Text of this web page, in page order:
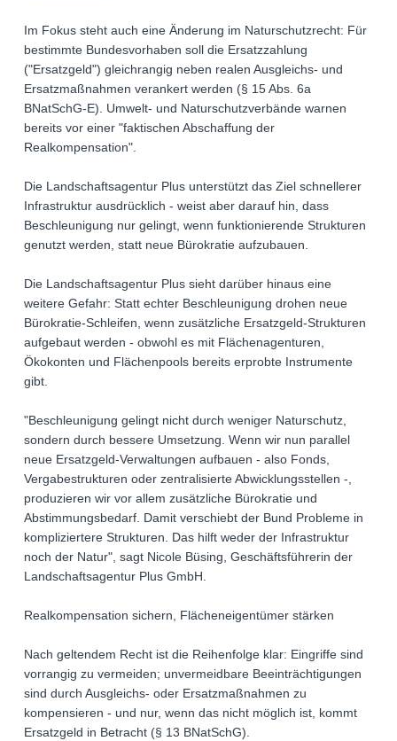
Im Fokus steht auch eine Änderung im Naturschutzrecht: Für
bestimmte Bundesvorhaben soll die Ersatzzahlung
("Ersatzgeld") gleichrangig neben realen Ausgleichs- und
Ersatzmaßnahmen verankert werden (§ 15 Abs. 6a
BNatSchG-E). Umwelt- und Naturschutzverbände warnen
bereits vor einer "faktischen Abschaffung der
Realkompensation".
Die Landschaftsagentur Plus unterstützt das Ziel schnellerer
Infrastruktur ausdrücklich - weist aber darauf hin, dass
Beschleunigung nur gelingt, wenn funktionierende Strukturen
genutzt werden, statt neue Bürokratie aufzubauen.
Die Landschaftsagentur Plus sieht darüber hinaus eine
weitere Gefahr: Statt echter Beschleunigung drohen neue
Bürokratie-Schleifen, wenn zusätzliche Ersatzgeld-Strukturen
aufgebaut werden - obwohl es mit Flächenagenturen,
Ökokonten und Flächenpools bereits erprobte Instrumente
gibt.
"Beschleunigung gelingt nicht durch weniger Naturschutz,
sondern durch bessere Umsetzung. Wenn wir nun parallel
neue Ersatzgeld-Verwaltungen aufbauen - also Fonds,
Vergabestrukturen oder zentralisierte Abwicklungsstellen -,
produzieren wir vor allem zusätzliche Bürokratie und
Abstimmungsbedarf. Damit verschiebt der Bund Probleme in
kompliziertere Strukturen. Das hilft weder der Infrastruktur
noch der Natur", sagt Nicole Büsing, Geschäftsführerin der
Landschaftsagentur Plus GmbH.
Realkompensation sichern, Flächeneigentümer stärken
Nach geltendem Recht ist die Reihenfolge klar: Eingriffe sind
vorrangig zu vermeiden; unvermeidbare Beeinträchtigungen
sind durch Ausgleichs- oder Ersatzmaßnahmen zu
kompensieren - und nur, wenn das nicht möglich ist, kommt
Ersatzgeld in Betracht (§ 13 BNatSchG).